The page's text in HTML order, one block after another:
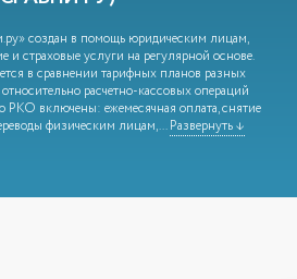
создан в помощь юридическим лицам,
и страховые услуги на регулярной основе.
в сравнении тарифных планов разных
расчетно-кассовых операций
включены: ежемесячная оплата, снятие
физическим лицам,...Развернуть ↓